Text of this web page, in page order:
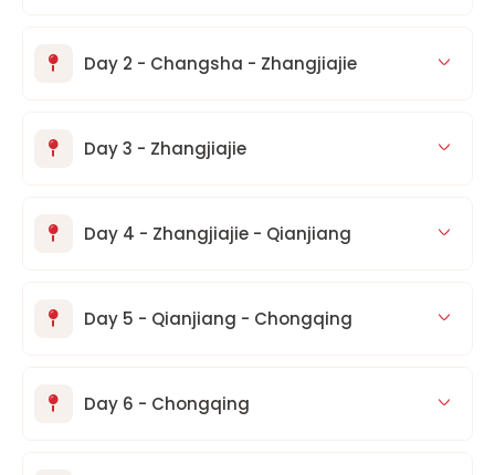
Day 2 - Changsha - Zhangjiajie
Day 3 - Zhangjiajie
Day 4 - Zhangjiajie - Qianjiang
Day 5 - Qianjiang - Chongqing
Day 6 - Chongqing